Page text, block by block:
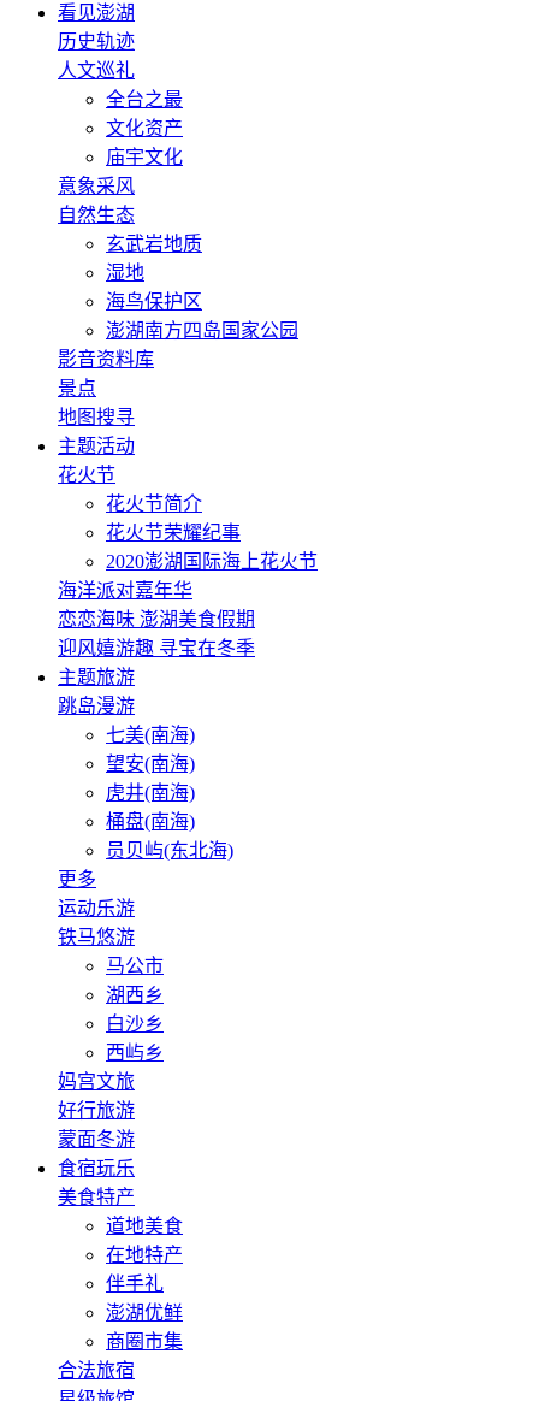
看见澎湖
历史轨迹
人文巡礼
全台之最
文化资产
庙宇文化
意象采风
自然生态
玄武岩地质
湿地
海鸟保护区
澎湖南方四岛国家公园
影音资料库
景点
地图搜寻
主题活动
花火节
花火节简介
花火节荣耀纪事
2020澎湖国际海上花火节
海洋派对嘉年华
恋恋海味 澎湖美食假期
迎风嬉游趣 寻宝在冬季
主题旅游
跳岛漫游
七美(南海)
望安(南海)
虎井(南海)
桶盘(南海)
员贝屿(东北海)
更多
运动乐游
铁马悠游
马公市
湖西乡
白沙乡
西屿乡
妈宫文旅
好行旅游
蒙面冬游
食宿玩乐
美食特产
道地美食
在地特产
伴手礼
澎湖优鲜
商圈市集
合法旅宿